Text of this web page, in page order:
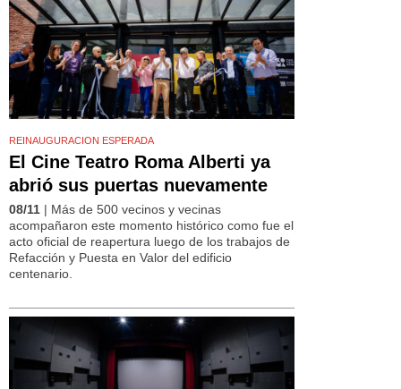
REINAUGURACION ESPERADA
El Cine Teatro Roma Alberti ya
abrió sus puertas nuevamente
08/11 | Más de 500 vecinos y vecinas
acompañaron este momento histórico como fue el
acto oficial de reapertura luego de los trabajos de
Refacción y Puesta en Valor del edificio
centenario.